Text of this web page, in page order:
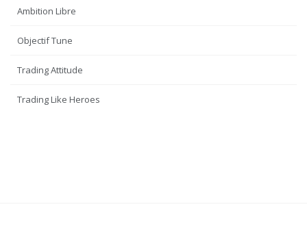
Ambition Libre
Objectif Tune
Trading Attitude
Trading Like Heroes